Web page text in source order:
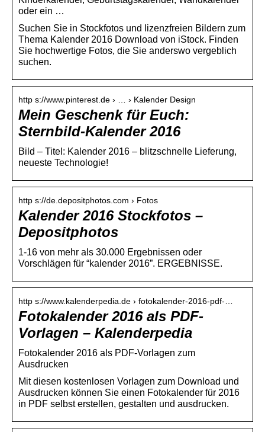
oder ein …
Suchen Sie in Stockfotos und lizenzfreien Bildern zum
Thema Kalender 2016 Download von iStock. Finden
Sie hochwertige Fotos, die Sie anderswo vergeblich
suchen.
http s://www.pinterest.de › … › Kalender Design
Mein Geschenk für Euch:
Sternbild-Kalender 2016
Bild – Titel: Kalender 2016 – blitzschnelle Lieferung,
neueste Technologie!
http s://de.depositphotos.com › Fotos
Kalender 2016 Stockfotos –
Depositphotos
1-16 von mehr als 30.000 Ergebnissen oder
Vorschlägen für “kalender 2016”. ERGEBNISSE.
http s://www.kalenderpedia.de › fotokalender-2016-pdf-…
Fotokalender 2016 als PDF-
Vorlagen – Kalenderpedia
Fotokalender 2016 als PDF-Vorlagen zum
Ausdrucken
Mit diesen kostenlosen Vorlagen zum Download und
Ausdrucken können Sie einen Fotokalender für 2016
in PDF selbst erstellen, gestalten und ausdrucken.